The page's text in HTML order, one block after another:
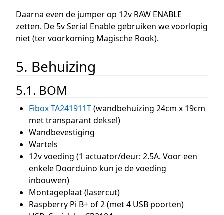
Daarna even de jumper op 12v RAW ENABLE
zetten. De 5v Serial Enable gebruiken we voorlopig
niet (ter voorkoming Magische Rook).
5. Behuizing
5.1. BOM
Fibox TA241911T(wandbehuizing 24cm x 19cm
met transparant deksel)
Wandbevestiging
Wartels
12v voeding (1 actuator/deur: 2.5A. Voor een
enkele Doorduino kun je de voeding
inbouwen)
Montageplaat (lasercut)
Raspberry Pi B+ of 2 (met 4 USB poorten)